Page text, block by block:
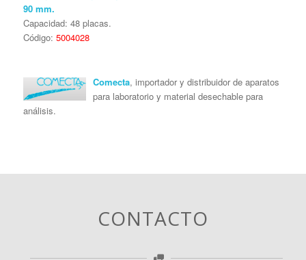
90 mm.
Capacidad: 48 placas.
Código: 5004028
Comecta, importador y distribuidor de aparatos
para laboratorio y material desechable para
análisis.
CONTACTO